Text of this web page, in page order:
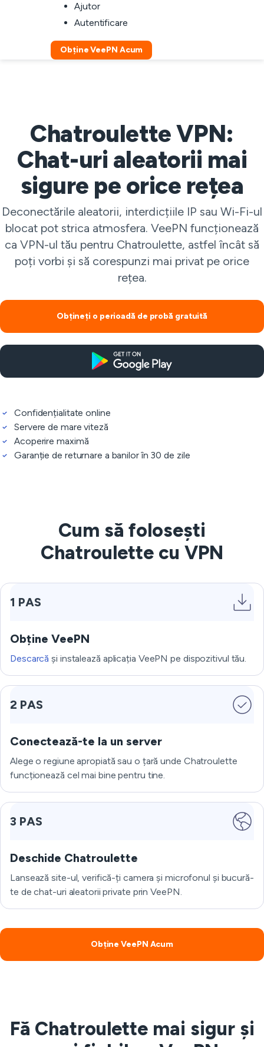
Ajutor
Autentificare
Obține VeePN Acum
Chatroulette VPN:
Chat-uri aleatorii mai
sigure pe orice rețea
Deconectările aleatorii, interdicțiile IP sau Wi-Fi-ul
blocat pot strica atmosfera. VeePN funcționează
ca VPN-ul tău pentru Chatroulette, astfel încât să
poți vorbi și să corespunzi mai privat pe orice
rețea.
Obțineți o perioadă de probă gratuită
Confidențialitate online
Servere de mare viteză
Acoperire maximă
Garanție de returnare a banilor în 30 de zile
Cum să folosești
Chatroulette cu VPN
1 PAS
Obține VeePN
Descarcă și instalează aplicația VeePN pe dispozitivul tău.
2 PAS
Conectează-te la un server
Alege o regiune apropiată sau o țară unde Chatroulette
funcționează cel mai bine pentru tine.
3 PAS
Deschide Chatroulette
Lansează site-ul, verifică-ți camera și microfonul și bucură-
te de chat-uri aleatorii private prin VeePN.
Obține VeePN Acum
Fă Chatroulette mai sigur și